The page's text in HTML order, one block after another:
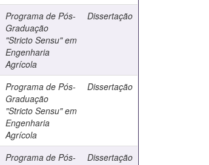
Programa de Pós-
Graduação
"Stricto Sensu" em
Engenharia
Agrícola
Dissertação
Programa de Pós-
Graduação
"Stricto Sensu" em
Engenharia
Agrícola
Dissertação
Programa de Pós-
Dissertação